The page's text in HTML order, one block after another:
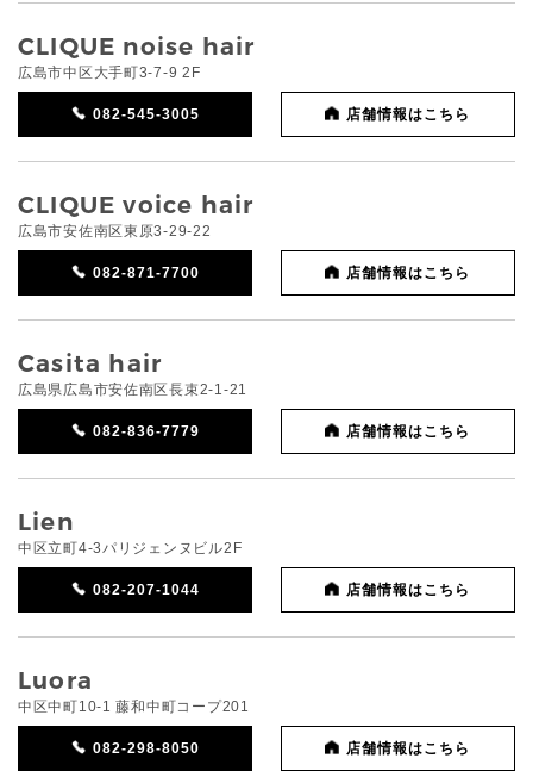
CLIQUE noise hair
広島市中区大手町3-7-9 2F
082-545-3005 店舗情報はこちら
CLIQUE voice hair
広島市安佐南区東原3-29-22
082-871-7700 店舗情報はこちら
Casita hair
広島県広島市安佐南区長束2-1-21
082-836-7779 店舗情報はこちら
Lien
中区立町4-3パリジェンヌビル2F
082-207-1044 店舗情報はこちら
Luora
中区中町10-1 藤和中町コープ201
082-298-8050 店舗情報はこちら